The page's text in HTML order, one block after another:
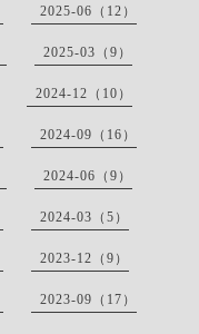
2025-06（12）
2025-03（9）
2024-12（10）
2024-09（16）
2024-06（9）
2024-03（5）
2023-12（9）
2023-09（17）